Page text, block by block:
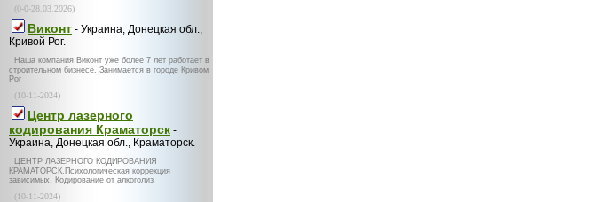
(0-0-28.03.2026)
Виконт - Украина, Донецкая обл.,
Кривой Рог.
Наша компания Виконт уже более 7 лет работает в
строительном бизнесе. Занимается в городе Кривом
Рог
(10-11-2024)
Центр лазерного
кодирования Краматорск -
Украина, Донецкая обл., Краматорск.
ЦЕНТР ЛАЗЕРНОГО КОДИРОВАНИЯ
КРАМАТОРСК.Психологическая коррекция
зависимых. Кодирование от алкоголиз
(10-11-2024)